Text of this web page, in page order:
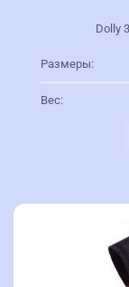
Dolly
Размеры:
Вес: